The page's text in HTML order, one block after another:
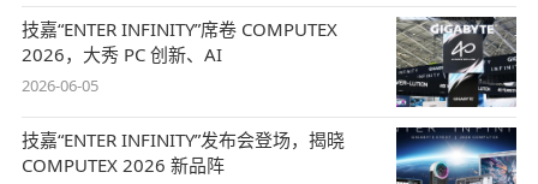
技嘉“ENTER INFINITY”席卷 COMPUTEX
2026，大秀 PC 创新、AI
2026-06-05
技嘉“ENTER INFINITY”发布会登场，揭晓
COMPUTEX 2026 新品阵